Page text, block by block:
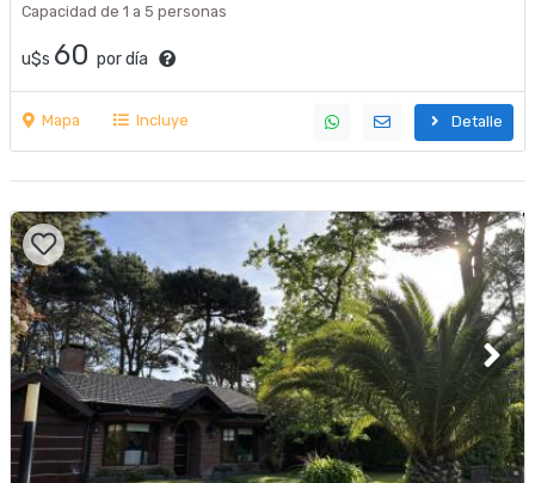
Capacidad de 1 a 5 personas
u$s 60 por día
Mapa Incluye Detalle